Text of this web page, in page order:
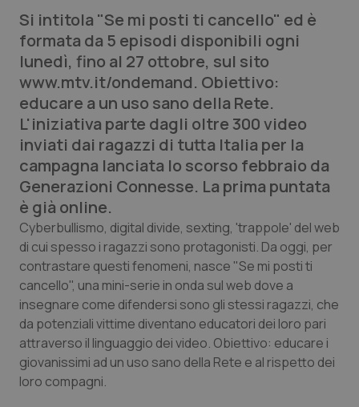
Lettere al direttore
Edizioni Regionali
QS Pro
Professionisti Sanitari.AI
Abruzzo
Basilicata
Calabria
Campania
Emilia-Romagna
Friuli Venezia Giulia
QS Pro Gold
Artrite & artrosi
Asma & BPCO
Car-T
Colesterolo & coronaropatie
Dermatite Atopica
QS Club Newsletter
Si intitola "Se mi posti ti cancello" ed è
formata da 5 episodi disponibili ogni
lunedì, fino al 27 ottobre, sul sito
www.mtv.it/ondemand. Obiettivo:
educare a un uso sano della Rete.
L'iniziativa parte dagli oltre 300 video
inviati dai ragazzi di tutta Italia per la
campagna lanciata lo scorso febbraio da
Generazioni Connesse. La prima puntata
è già online.
Cyberbullismo, digital divide, sexting, 'trappole' del web
di cui spesso i ragazzi sono protagonisti. Da oggi, per
contrastare questi fenomeni, nasce "Se mi posti ti
cancello", una mini-serie in onda sul web dove a
insegnare come difendersi sono gli stessi ragazzi, che
da potenziali vittime diventano educatori dei loro pari
attraverso il linguaggio dei video. Obiettivo: educare i
giovanissimi ad un uso sano della Rete e al rispetto dei
loro compagni.